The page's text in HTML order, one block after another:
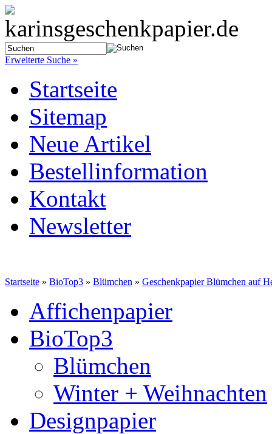
Erweiterte Suche »
Startseite
Sitemap
Neue Artikel
Bestellinformation
Kontakt
Newsletter
Startseite » BioTop3 » Blümchen » Geschenkpapier Blümchen auf
Affichenpapier
BioTop3
Blümchen
Winter + Weihnachten
Designpapier